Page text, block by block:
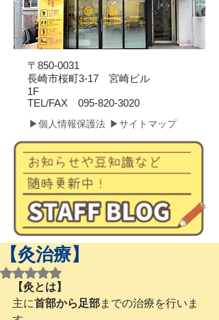
〒850-0031
長崎市桜町3-17 宮崎ビル
1F
​TEL/FAX 095-820-3020
▶個人情報保護法 ▶サイトマップ
【灸治療】
5つ星のうちNaNと評価されています。
【灸とは】
主に首部から足部までの治療を行いま